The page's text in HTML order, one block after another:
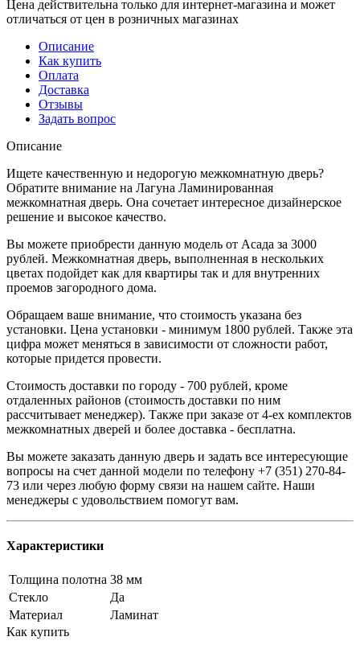
Цена действительна только для интернет-магазина и может
отличаться от цен в розничных магазинах
Описание
Как купить
Оплата
Доставка
Отзывы
Задать вопрос
Описание
Ищете качественную и недорогую межкомнатную дверь?
Обратите внимание на Лагуна Ламинированная
межкомнатная дверь. Она сочетает интересное дизайнерское
решение и высокое качество.
Вы можете приобрести данную модель от Асада за 3000
рублей. Межкомнатная дверь, выполненная в нескольких
цветах подойдет как для квартиры так и для внутренних
проемов загородного дома.
Обращаем ваше внимание, что стоимость указана без
установки. Цена установки - минимум 1800 рублей. Также эта
цифра может меняться в зависимости от сложности работ,
которые придется провести.
Стоимость доставки по городу - 700 рублей, кроме
отдаленных районов (стоимость доставки по ним
рассчитывает менеджер). Также при заказе от 4-ех комплектов
межкомнатных дверей и более доставка - бесплатна.
Вы можете заказать данную дверь и задать все интересующие
вопросы на счет данной модели по телефону +7 (351) 270-84-
73 или через любую форму связи на нашем сайте. Наши
менеджеры с удовольствием помогут вам.
Характеристики
Толщина полотна 38 мм
Стекло
Да
Материал
Ламинат
Как купить